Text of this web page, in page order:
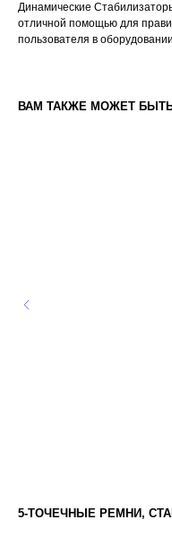
Динамические
отличной помощью для
пользователя в
ВАМ ТАКЖЕ МОЖЕТ
5-ТОЧЕЧНЫЕ РЕМНИ,